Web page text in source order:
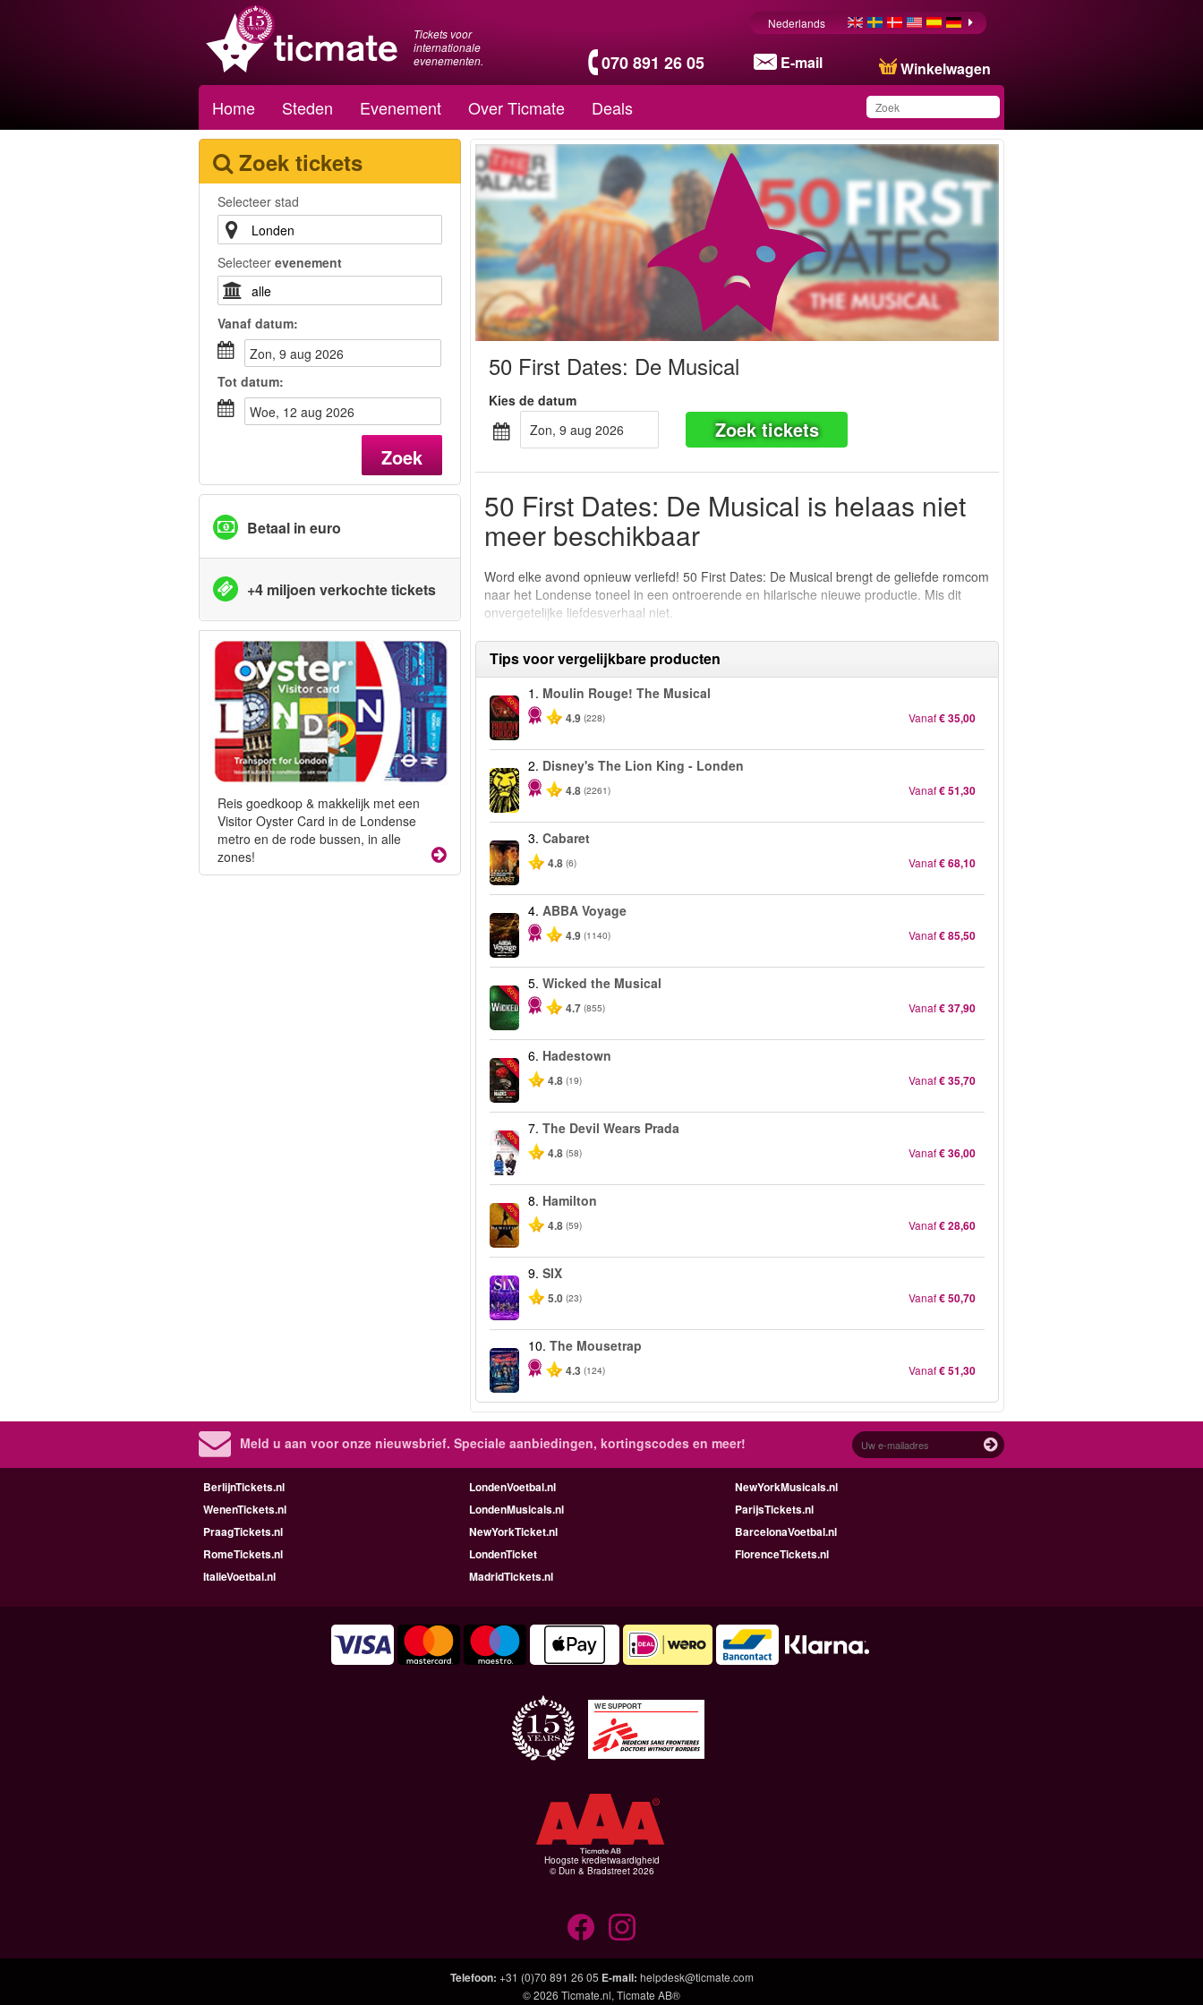
Tickets voor
internationale
evenementen.
070 891 26 05 E-mail Winkelwagen
Nederlands
Home Steden Evenement Over Ticmate Deals
Dit product is
toegevoegd aan uw
wensenlijst.
Zoek tickets
Selecteer stad
Selecteer evenement
Vanaf datum:
zon, 9 aug 2026
Tot datum:
woe, 12 aug 2026
Zoek
Betaal in euro
+4 miljoen verkochte tickets
Reis goedkoop & makkelijk met een
Visitor Oyster Card in de Londense
metro en de rode bussen, in alle
zones!
50 First Dates: De Musical
Kies de datum
zon, 9 aug 2026
Zoek tickets
50 First Dates: De Musical is helaas niet
meer beschikbaar
Word elke avond opnieuw verliefd! 50 First Dates: De Musical brengt de geliefde romcom
naar het Londense toneel in een ontroerende en hilarische nieuwe productie. Mis dit
onvergetelijke liefdesverhaal niet.
Tips voor vergelijkbare producten
-50%
1. Moulin Rouge! The Musical
4.9 (228) Vanaf€ 35,00
2. Disney's The Lion King - Londen
4.8 (2261) Vanaf€ 51,30
3.Cabaret
4.8 (6) Vanaf€ 68,10
4.ABBA Voyage
4.9 (1140) Vanaf€ 85,50
-50%
5.Wicked the Musical
4.7 (855) Vanaf€ 37,90
-50%
6. Hadestown
4.8 (19) Vanaf€ 35,70
-50%
7.The Devil Wears Prada
4.8 (58) Vanaf€ 36,00
-40%
8. Hamilton
4.8 (59) Vanaf€ 28,60
9.SIX
5.0 (23) Vanaf€ 50,70
10.The Mousetrap
4.3 (124) Vanaf€ 51,30
Meld u aan voor onze nieuwsbrief. Speciale aanbiedingen, kortingscodes en meer!
BerlijnTickets.nl LondenVoetbal.nl
NewYorkMusicals.nl
WenenTickets.nl
LondenMusicals.nl
ParijsTickets.nl
PraagTickets.nl
NewYorkTicket.nl
BarcelonaVoetbal.nl
RomeTickets.nl
LondenTicket
FlorenceTickets.nl
ItalieVoetbal.nl
MadridTickets.nl
WE SUPPORT
Hoogste kredietwaardigheid
© Dun & Bradstreet 2026
Telefoon: +31 (0)70 891 26 05 E-mail: helpdesk@ticmate.com
© 2026 Ticmate.nl, Ticmate AB®